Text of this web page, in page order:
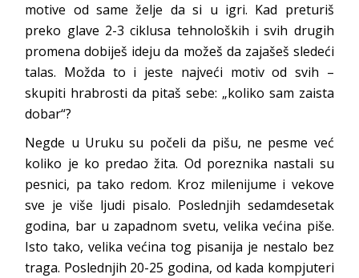
motive od same želje da si u igri. Kad preturiš
preko glave 2-3 ciklusa tehnoloških i svih drugih
promena dobiješ ideju da možeš da zajašeš sledeći
talas. Možda to i jeste najveći motiv od svih –
skupiti hrabrosti da pitaš sebe: „koliko sam zaista
dobar“?
Negde u Uruku su počeli da pišu, ne pesme već
koliko je ko predao žita. Od poreznika nastali su
pesnici, pa tako redom. Kroz milenijume i vekove
sve je više ljudi pisalo. Poslednjih sedamdesetak
godina, bar u zapadnom svetu, velika većina piše.
Isto tako, velika većina tog pisanija je nestalo bez
traga. Poslednjih 20-25 godina, od kada kompjuteri